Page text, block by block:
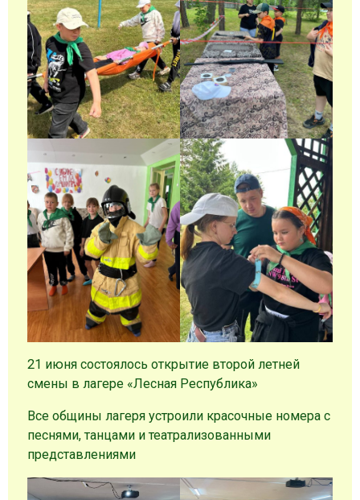
21 июня состоялось открытие второй летней
смены в лагере «Лесная Республика»
Все общины лагеря устроили красочные номера с
песнями, танцами и театрализованными
представлениями